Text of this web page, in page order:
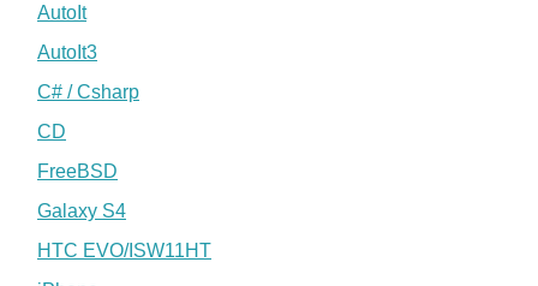
AutoIt
AutoIt3
C# / Csharp
CD
FreeBSD
Galaxy S4
HTC EVO/ISW11HT